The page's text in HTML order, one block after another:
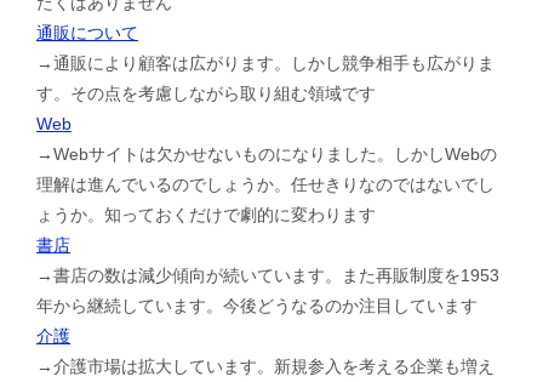
通販について
→通販により顧客は広がります。しかし競争相手も広がりま
す。その点を考慮しながら取り組む領域です
Web
→Webサイトは欠かせないものになりました。しかしWebの
理解は進んでいるのでしょうか。任せきりなのではないでし
ょうか。知っておくだけで劇的に変わります
書店
→書店の数は減少傾向が続いています。また再販制度を1953
年から継続しています。今後どうなるのか注目しています
介護
→介護市場は拡大しています。新規参入を考える企業も増え